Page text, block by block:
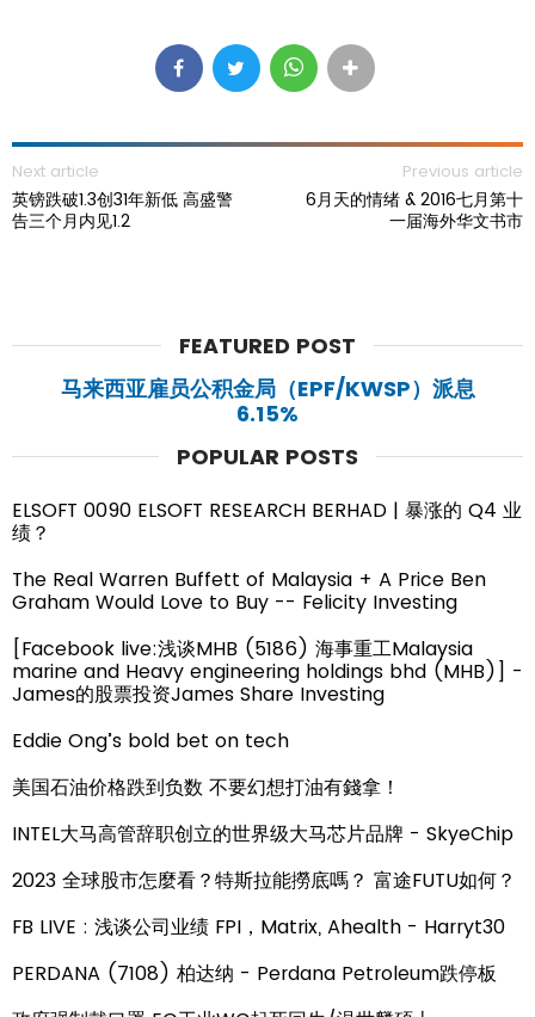
Next article
英镑跌破1.3创31年新低 高盛警
告三个月内见1.2
Previous article
6月天的情绪 & 2016七月第十
一届海外华文书市
FEATURED POST
马来西亚雇员公积金局（EPF/KWSP）派息
6.15%
POPULAR POSTS
ELSOFT 0090 ELSOFT RESEARCH BERHAD | 暴涨的 Q4 业
绩？
The Real Warren Buffett of Malaysia + A Price Ben
Graham Would Love to Buy -- Felicity Investing
[Facebook live:浅谈MHB (5186) 海事重工Malaysia
marine and Heavy engineering holdings bhd (MHB)] -
James的股票投资James Share Investing
Eddie Ong’s bold bet on tech
美国石油价格跌到负数 不要幻想打油有錢拿！
INTEL大马高管辞职创立的世界级大马芯片品牌 - SkyeChip
2023 全球股市怎麼看？特斯拉能撈底嗎？ 富途FUTU如何？
FB LIVE : 浅谈公司业绩 FPI，Matrix, Ahealth - Harryt30
PERDANA (7108) 柏达纳 - Perdana Petroleum跌停板